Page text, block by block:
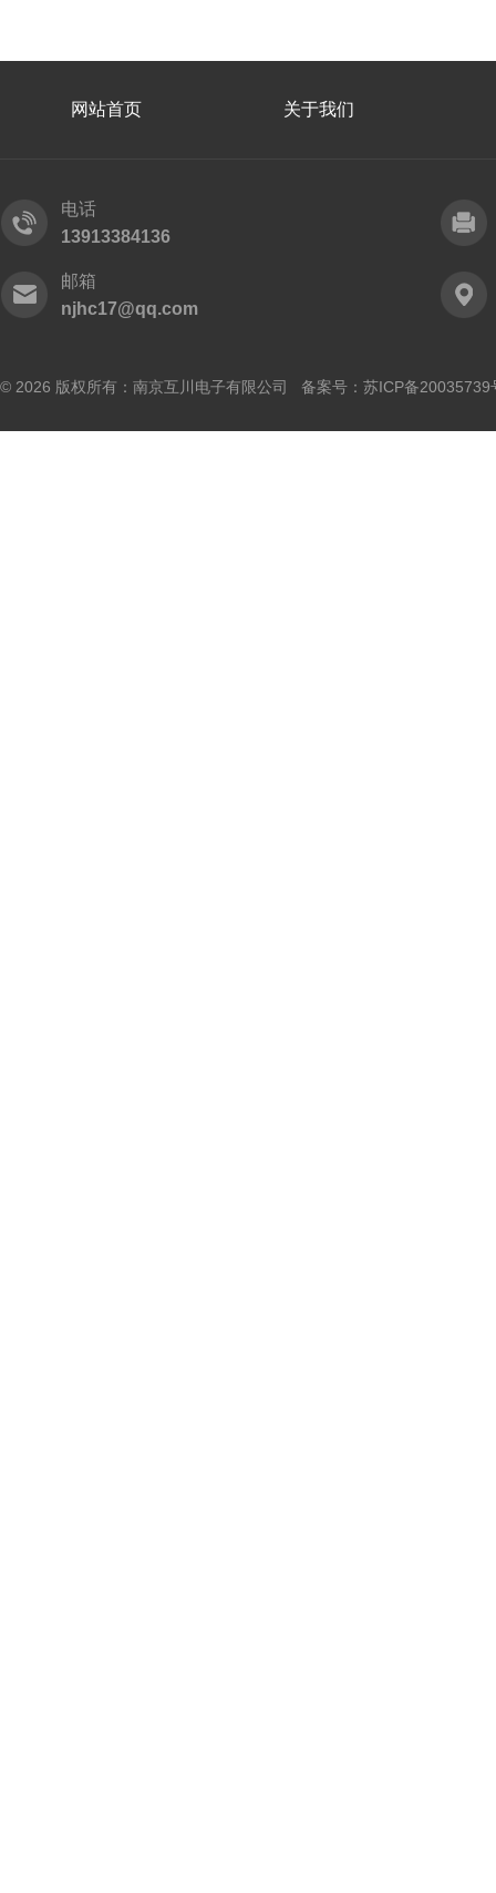
网站首页 关于我们
电话
13913384136
邮箱
njhc17@qq.com
© 2026 版权所有：南京互川电子有限公司 备案号： 苏ICP备20035739